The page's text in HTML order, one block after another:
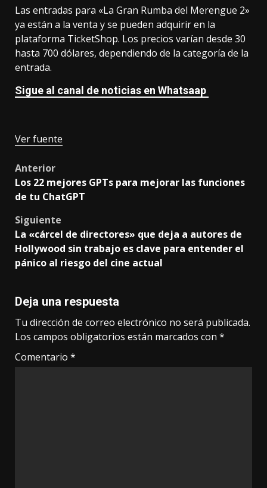
Las entradas para «La Gran Rumba del Merengue 2»
ya están a la venta y se pueden adquirir en la
plataforma TicketShop. Los precios varían desde 30
hasta 700 dólares, dependiendo de la categoría de la
entrada.
Sigue al canal de noticias en Whatsaap
Ver fuente
Post
navigation
Anterior
Los 22 mejores GPTs para mejorar las funciones
de tu ChatGPT
Siguiente
La «cárcel de directores» que deja a autores de
Hollywood sin trabajo es clave para entender el
pánico al riesgo del cine actual
Deja una respuesta
Tu dirección de correo electrónico no será publicada.
Los campos obligatorios están marcados con *
Comentario *